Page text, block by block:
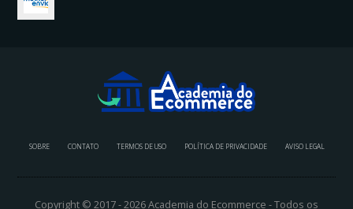
SOBRE CONTATO TERMOS DE USO POLÍTICA DE PRIVACIDADE AVISO LEGAL
Copyright © 2017 - 2026 Academia do Ecommerce - Todos os